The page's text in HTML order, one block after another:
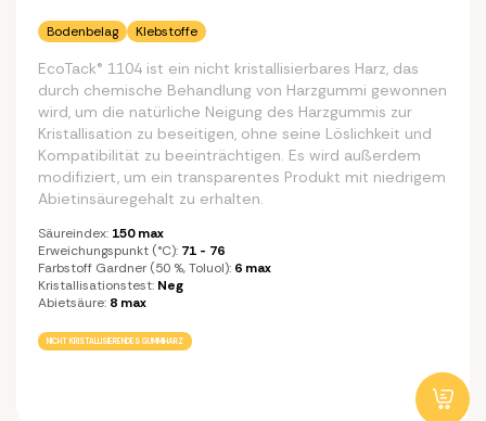
Bodenbelag Klebstoffe
EcoTack® 1104 ist ein nicht kristallisierbares Harz, das
durch chemische Behandlung von Harzgummi gewonnen
wird, um die natürliche Neigung des Harzgummis zur
Kristallisation zu beseitigen, ohne seine Löslichkeit und
Kompatibilität zu beeinträchtigen. Es wird außerdem
modifiziert, um ein transparentes Produkt mit niedrigem
Abietinsäuregehalt zu erhalten.
Säureindex: 150 max
Erweichungspunkt (°C): 71 - 76
Farbstoff Gardner (50 %, Toluol): 6 max
Kristallisationstest: Neg
Abietsäure: 8 max
NICHT KRISTALLISIERENDES GUMMIHARZ